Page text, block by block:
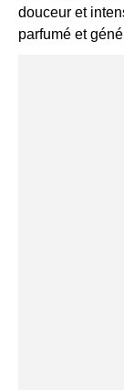
douceur et
parfumé et